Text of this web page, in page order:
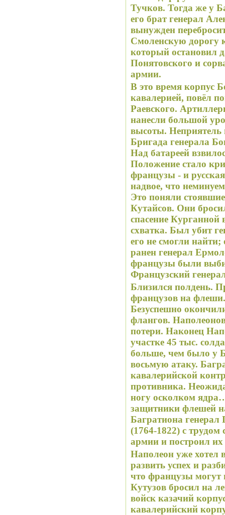
Тучков. Тогда же у
его брат генерал
вынужден
Смоленскую дорогу
который остановил
Понятовского и
армии.
В это время корпус
кавалерией, повёл
Раевского.
нанесли большой
высоты. Неприятель
Бригада генерала
Над батареей
Положение стало
французы - и
надвое, что
Это поняли
Кутайсов. Они
спасение Курганной
схватка. Был убит
его не смогли
ранен генерал
французы были
Французский
Близился полдень.
французов на
Безуспешно
флангов.
потери. Наконец
участке 45 тыс.
больше, чем было у
восьмую атаку.
кавалерийской
противника.
ногу осколком
защитники флешей
Багратиона
(1764-1822) с трудом
армии и построил их
Наполеон уже хотел
развить успех и
что французы могут
Кутузов бросил на
войск казачий
кавалерийский